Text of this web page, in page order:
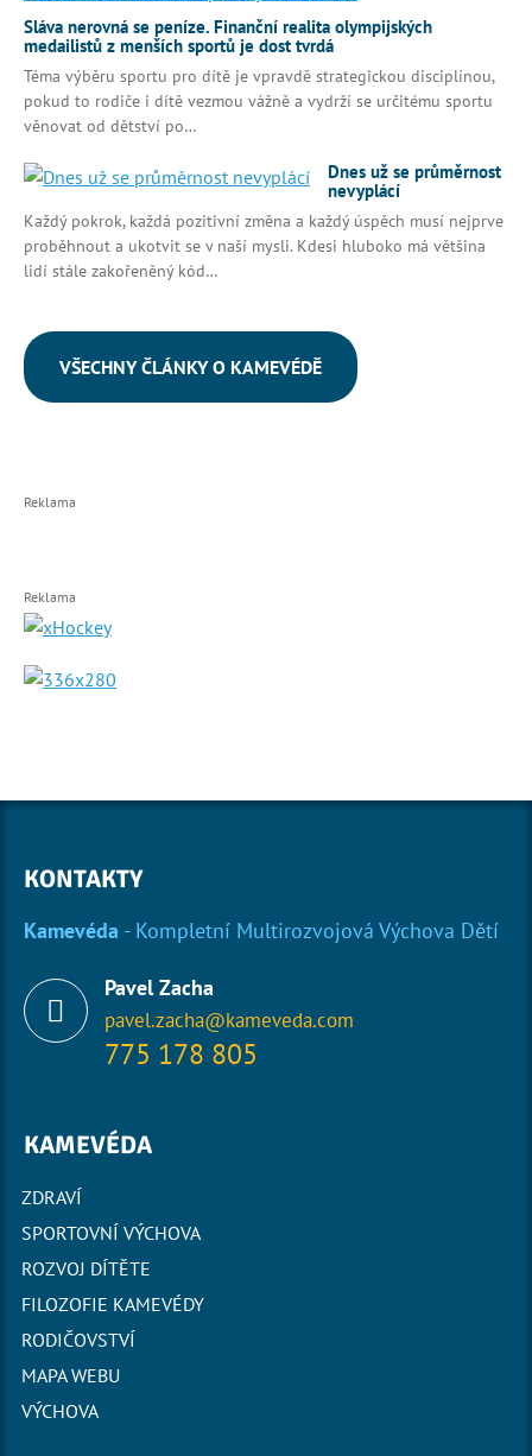
Sláva nerovná se peníze. Finanční realita olympijských
medailistů z menších sportů je dost tvrdá
Téma výběru sportu pro dítě je vpravdě strategickou disciplínou,
pokud to rodiče i dítě vezmou vážně a vydrží se určitému sportu
věnovat od dětství po…
Dnes už se průměrnost
nevyplácí
Každý pokrok, každá pozitivní změna a každý úspěch musí nejprve
proběhnout a ukotvit se v naší mysli. Kdesi hluboko má většina
lidí stále zakořeněný kód…
VŠECHNY ČLÁNKY O KAMEVÉDĚ
Reklama
Reklama
KONTAKTY
Kamevéda - Kompletní Multirozvojová Výchova Dětí
Pavel Zacha
pavel.zacha@kameveda.com
775 178 805
KAMEVÉDA
ZDRAVÍ
SPORTOVNÍ VÝCHOVA
ROZVOJ DÍTĚTE
FILOZOFIE KAMEVÉDY
RODIČOVSTVÍ
MAPA WEBU
VÝCHOVA